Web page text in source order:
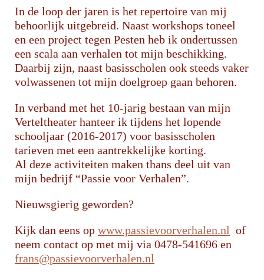
In de loop der jaren is het repertoire van mij
behoorlijk uitgebreid. Naast workshops toneel
en een project tegen Pesten heb ik ondertussen
een scala aan verhalen tot mijn beschikking.
Daarbij zijn, naast basisscholen ook steeds vaker
volwassenen tot mijn doelgroep gaan behoren.
In verband met het 10-jarig bestaan van mijn
Verteltheater hanteer ik tijdens het lopende
schooljaar (2016-2017) voor basisscholen
tarieven met een aantrekkelijke korting.
Al deze activiteiten maken thans deel uit van
mijn bedrijf “Passie voor Verhalen”.
Nieuwsgierig geworden?
Kijk dan eens op www.passievoorverhalen.nl of
neem contact op met mij via 0478-541696 en
frans@passievoorverhalen.nl